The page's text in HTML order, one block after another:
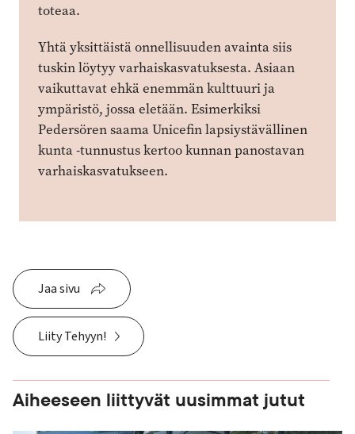
toteaa.
Yhtä yksittäistä onnellisuuden avainta siis
tuskin löytyy varhaiskasvatuksesta. Asiaan
vaikuttavat ehkä enemmän kulttuuri ja
ympäristö, jossa eletään. Esimerkiksi
Pedersören saama Unicefin lapsiystävällinen
kunta -tunnustus kertoo kunnan panostavan
varhaiskasvatukseen.
Jaa sivu
Liity Tehyyn!
Aiheeseen liittyvät uusimmat jutut